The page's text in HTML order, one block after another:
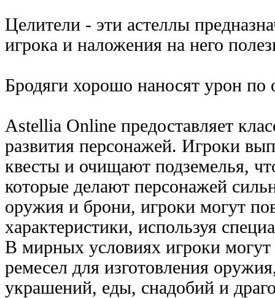
Целители - эти астеллы
игрока и наложения на него
Бродяги хорошо наносят урон
Astellia Online предоставляет
развития персонажей. Игроки
квесты и очищают подземелья,
которые делают персонажей
оружия и брони, игроки могут
характеристики, используя
В мирных условиях игроки могут
ремесел для изготовления
украшений, еды, снадобий и